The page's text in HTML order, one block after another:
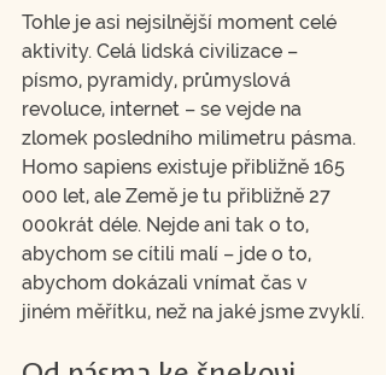
Tohle je asi nejsilnější moment celé
aktivity. Celá lidská civilizace –
písmo, pyramidy, průmyslová
revoluce, internet – se vejde na
zlomek posledního milimetru pásma.
Homo sapiens existuje přibližně 165
000 let, ale Země je tu přibližně 27
000krát déle. Nejde ani tak o to,
abychom se cítili malí – jde o to,
abychom dokázali vnímat čas v
jiném měřítku, než na jaké jsme zvyklí.